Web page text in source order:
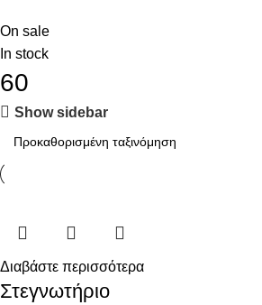
On sale
In stock
60
Show sidebar
Διαβάστε περισσότερα
Στεγνωτήριο